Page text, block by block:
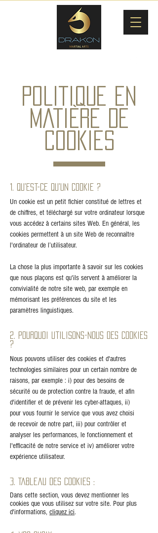
POLITIQUE EN
MATIÈRE DE
COOKIES
1. Qu'est-ce qu'un cookie ?
Un cookie est un petit fichier constitué de lettres et
de chiffres, et téléchargé sur votre ordinateur lorsque
vous accédez à certains sites Web. En général, les
cookies permettent à un site Web de reconnaître
l'ordinateur de l’utilisateur.
La chose la plus importante à savoir sur les cookies
que nous plaçons est qu'ils servent à améliorer la
convivialité de notre site web, par exemple en
mémorisant les préférences du site et les
paramètres linguistiques.
2. Pourquoi utilisons-nous des cookies
?
Nous pouvons utiliser des cookies et d'autres
technologies similaires pour un certain nombre de
raisons, par exemple : i) pour des besoins de
sécurité ou de protection contre la fraude, et afin
d'identifier et de prévenir les cyber-attaques, ii)
pour vous fournir le service que vous avez choisi
de recevoir de notre part, iii) pour contrôler et
analyser les performances, le fonctionnement et
l'efficacité de notre service et iv) améliorer votre
expérience utilisateur.
3. Tableau des cookies :
Dans cette section, vous devez mentionner les
cookies que vous utilisez sur votre site. Pour plus
d'informations, cliquez ici.